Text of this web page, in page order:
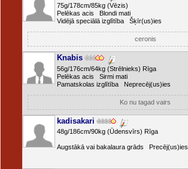
75g/178cm/85kg (Vēzis)
Pelēkas acis Blondi mati
Vidējā speciālā izglītība Šķīr(us)ies
ceronis
Knabis
56g/176cm/64kg (Strēlnieks) Rīga
Pelēkas acis Sirmi mati
Pamatskolas izglītība Neprecēj(us)ies
Ko nu tagad vairs
kadisakari
48g/186cm/90kg (Ūdensvīrs) Rīga
Augstākā vai bakalaura grāds Precēj(us)ies